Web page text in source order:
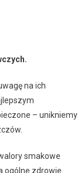
na ich
– unikniemy
smakowe
ogólne zdrowie